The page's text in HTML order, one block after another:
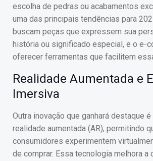
escolha de pedras ou acabamentos
uma das principais tendências para
buscam peças que expressem sua
história ou significado especial, e o e-
oferecer ferramentas que facilitem
Realidade Aumentada e
Imersiva
Outra inovação que ganhará destaque
realidade aumentada (AR), permitindo
consumidores experimentem
de comprar. Essa tecnologia melhora a